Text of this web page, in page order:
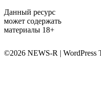
Данный ресурс
может содержать
материалы 18+
©2026 NEWS-R | WordPress